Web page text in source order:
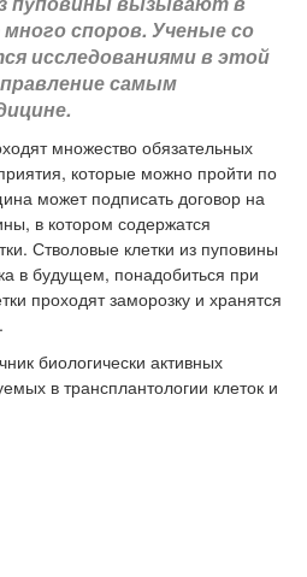
споров. Ученые со
исследованиями в этой
самым
множество обязательных
которые можно пройти по
может подписать договор на
в котором содержатся
Стволовые клетки из пуповины
в будущем, понадобиться при
проходят заморозку и хранятся
биологически активных
в трансплантологии клеток и